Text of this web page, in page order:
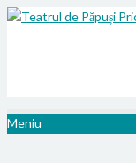
Meniu